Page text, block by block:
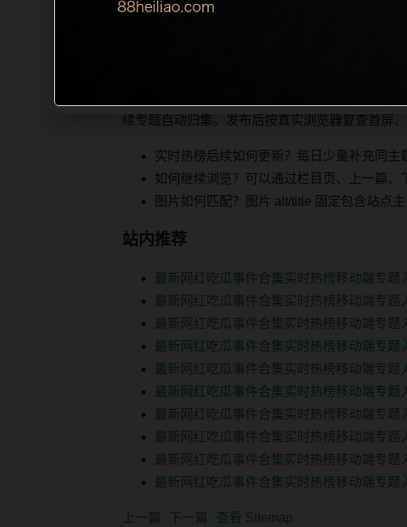
顺着栏目继续浏览。同站连续更新时避免重复
续专题自动归集。发布后按真实浏览器复查首屏
实时热榜后续如何更新？每日少量补充同主
如何继续浏览？可以通过栏目页、上一篇、
图片如何匹配？图片 alt/title 固定包含站点
站内推荐
最新网红吃瓜事件合集实时热榜移动端专题
最新网红吃瓜事件合集实时热榜移动端专题
最新网红吃瓜事件合集实时热榜移动端专题
最新网红吃瓜事件合集实时热榜移动端专题
最新网红吃瓜事件合集实时热榜移动端专题
最新网红吃瓜事件合集实时热榜移动端专题
最新网红吃瓜事件合集实时热榜移动端专题
最新网红吃瓜事件合集实时热榜移动端专题
最新网红吃瓜事件合集实时热榜移动端专题
最新网红吃瓜事件合集实时热榜移动端专题
上一篇 下一篇 查看 Sitemap